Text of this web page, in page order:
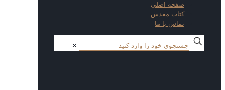
صفحه اصلی
کتاب مقدس
تماس با ما
✕